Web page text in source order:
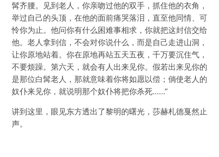
髯齐腰。见到老人，你亲吻过他的双手，抓住他的衣角，
举过自己的头顶，在他的面前痛哭落泪，直至他同情、可
怜你为止。他问你有什么困难事相求，你就把这封信交给
他。老人拿到信，不会对你说什么，而是自己走进山洞，
让你原地站着。你在原地再站五天五夜，千万要沉住气，
不要烦躁。第六天，就会有人出来见你。假若出来见你的
是那位白髯老人，那就意味着你将如愿以偿；倘使老人的
奴仆来见你，就说明那个奴仆将把你杀死……”
讲到这里，眼见东方透出了黎明的曙光，莎赫札德戛然止
声。